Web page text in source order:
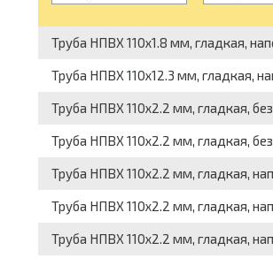
Труба НПВХ 110x1.8 мм, гладкая,
Труба НПВХ 110x12.3 мм, гладкая,
Труба НПВХ 110x2.2 мм, гладкая,
Труба НПВХ 110x2.2 мм, гладкая,
Труба НПВХ 110x2.2 мм, гладкая,
Труба НПВХ 110x2.2 мм, гладкая,
Труба НПВХ 110x2.2 мм, гладкая,